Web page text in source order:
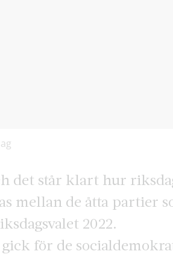
det står klart hur
mellan de åtta partier
2022.
för de